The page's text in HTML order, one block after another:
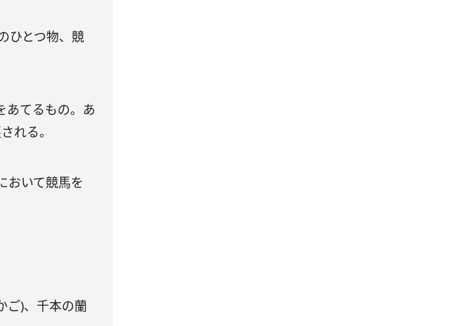
ひとつ物、競
あてるもの。あ
れる。
おいて競馬を
ご)、千本の蘭